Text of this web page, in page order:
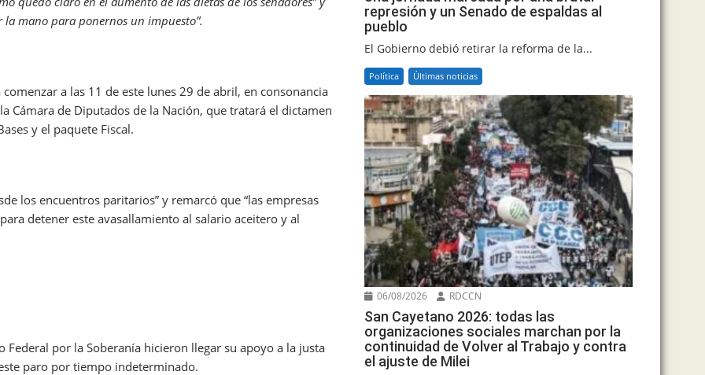
mano para ponernos un impuesto”.
a las 11 de este lunes 29 de abril, en consonancia
Cámara de Diputados de la Nación, que tratará el dictamen
y el paquete Fiscal.
los encuentros paritarios” y remarcó que “las empresas
detener este avasallamiento al salario aceitero y al
Federal por la Soberanía hicieron llegar su apoyo a la justa
paro por tiempo indeterminado.
represión y un Senado de espaldas al
pueblo
El Gobierno debió retirar la reforma de la...
Política Últimas noticias
06/08/2026 RDCCN
San Cayetano 2026: todas las
organizaciones sociales marchan por la
continuidad de Volver al Trabajo y contra
el ajuste de Milei